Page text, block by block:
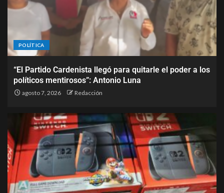
POLÍTICA
“El Partido Cardenista llegó para quitarle el poder a los
políticos mentirosos”: Antonio Luna
agosto 7, 2026 Redacción